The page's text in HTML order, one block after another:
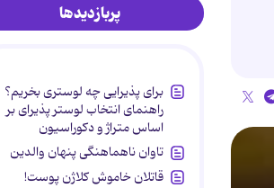
پربازدیدها
برای پذیرایی چه لوستری بخریم؟
راهنمای انتخاب لوستر پذیرای بر
اساس متراژ و دکوراسیون
تاوان ناهماهنگی پنهان والدین
قاتلان خاموش کلاژن پوست!